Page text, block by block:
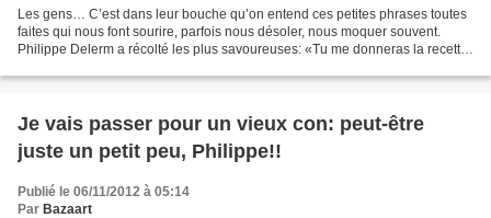
Les gens… C’est dans leur bouche qu’on entend ces petites phrases toutes
faites qui nous font sourire, parfois nous désoler, nous moquer souvent.
Philippe Delerm a récolté les plus savoureuses: «Tu me donneras la recette
Je vais passer pour un vieux con: peut-être
juste un petit peu, Philippe!!
Publié le 06/11/2012 à 05:14
Par Bazaart